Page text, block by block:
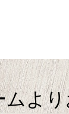
ムよ